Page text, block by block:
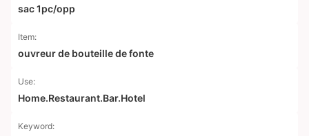
sac 1pc/opp
Item:
ouvreur de bouteille de fonte
Use:
Home.Restaurant.Bar.Hotel
Keyword: